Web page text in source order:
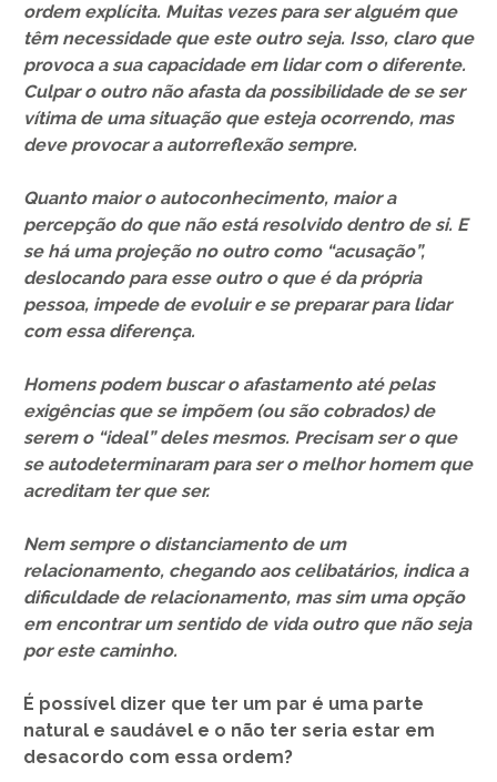
ordem explícita. Muitas vezes para ser alguém que
têm necessidade que este outro seja. Isso, claro que
provoca a sua capacidade em lidar com o diferente.
Culpar o outro não afasta da possibilidade de se ser
vítima de uma situação que esteja ocorrendo, mas
deve provocar a autorreflexão sempre.
Quanto maior o autoconhecimento, maior a
percepção do que não está resolvido dentro de si. E
se há uma projeção no outro como “acusação”,
deslocando para esse outro o que é da própria
pessoa, impede de evoluir e se preparar para lidar
com essa diferença.
Homens podem buscar o afastamento até pelas
exigências que se impõem (ou são cobrados) de
serem o “ideal” deles mesmos. Precisam ser o que
se autodeterminaram para ser o melhor homem que
acreditam ter que ser.
Nem sempre o distanciamento de um
relacionamento, chegando aos celibatários, indica a
dificuldade de relacionamento, mas sim uma opção
em encontrar um sentido de vida outro que não seja
por este caminho.
É possível dizer que ter um par é uma parte
natural e saudável e o não ter seria estar em
desacordo com essa ordem?